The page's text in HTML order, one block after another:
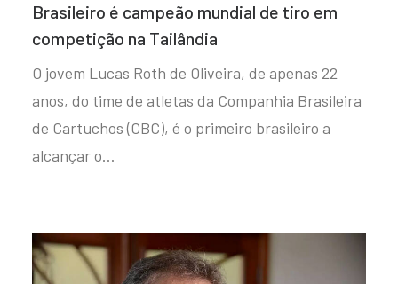
Brasileiro é campeão mundial de tiro em
competição na Tailândia
O jovem Lucas Roth de Oliveira, de apenas 22
anos, do time de atletas da Companhia Brasileira
de Cartuchos (CBC), é o primeiro brasileiro a
alcançar o…